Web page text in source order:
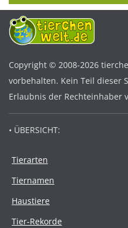
Copyright © 2008-2026
vorbehalten. Kein Teil dieser
Erlaubnis der Rechteinhaber
• ÜBERSICHT:
Tierarten
Tiernamen
Haustiere
Tier-Rekorde